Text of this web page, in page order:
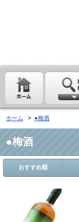
ホーム > ●梅酒
●梅酒
おすすめ順